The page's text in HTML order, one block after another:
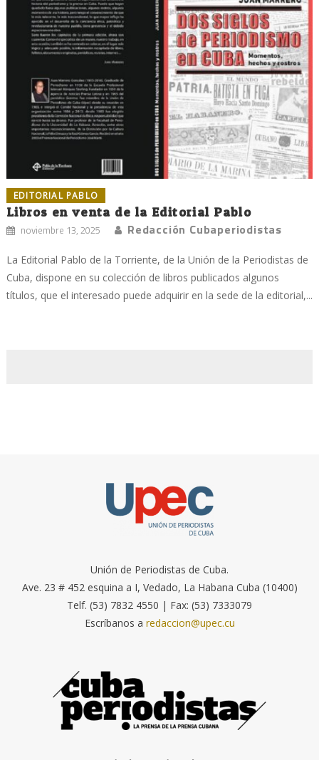
EDITORIAL PABLO
Libros en venta de la Editorial Pablo
noviembre 13, 2025 Redacción Cubaperiodistas
La Editorial Pablo de la Torriente, de la Unión de la Periodistas de
Cuba, dispone en su colección de libros publicados algunos
títulos, que el interesado puede adquirir en la sede de la editorial,...
Unión de Periodistas de Cuba.
Ave. 23 # 452 esquina a I, Vedado, La Habana Cuba (10400)
Telf. (53) 7832 4550 | Fax: (53) 7333079
Escríbanos a redaccion@upec.cu